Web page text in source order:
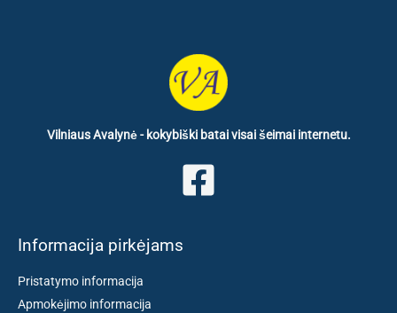
Vilniaus Avalynė - kokybiški batai visai šeimai internetu.
Informacija pirkėjams
Pristatymo informacija
Apmokėjimo informacija